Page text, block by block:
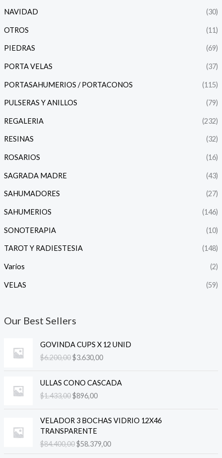
NAVIDAD (30)
OTROS (11)
PIEDRAS (69)
PORTA VELAS (37)
PORTASAHUMERIOS / PORTACONOS (115)
PULSERAS Y ANILLOS (79)
REGALERIA (232)
RESINAS (32)
ROSARIOS (16)
SAGRADA MADRE (43)
SAHUMADORES (27)
SAHUMERIOS (146)
SONOTERAPIA (10)
TAROT Y RADIESTESIA (148)
Varios (2)
VELAS (59)
Our Best Sellers
GOVINDA CUPS X 12 UNID
$6.200,00
E
p
e
c
o
r
i
$3.630,00
E
p
e
a
t
ULLAS CONO CASCADA
$1.433,00
l
p
e
c
i
$896,00
l
p
e
c
i
VELADOR 3 BOCHAS VIDRIO 12X46
TRANSPARENTE
$84.400,00
E
l
r
$58.379,00
E
r